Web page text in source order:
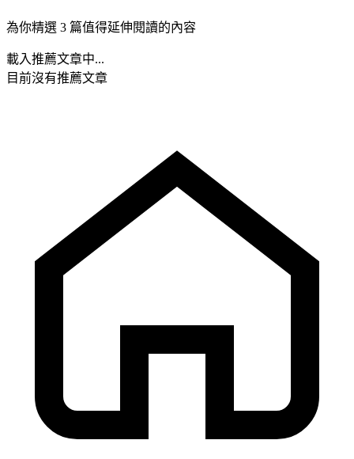
為你精選 3 篇值得延伸閱讀的內容
載入推薦文章中...
目前沒有推薦文章